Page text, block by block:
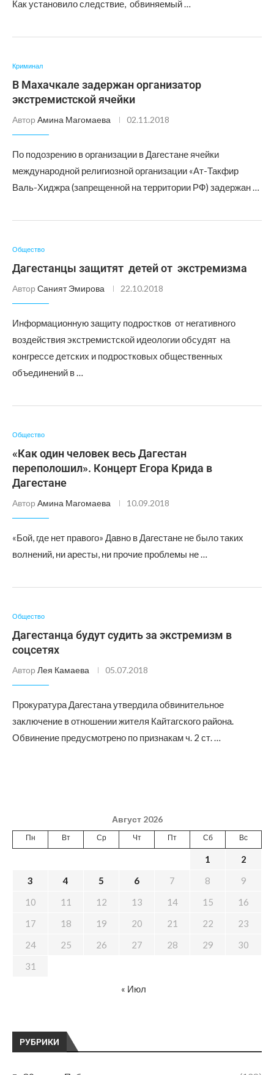
Как установило следствие, обвиняемый …
Криминал
В Махачкале задержан организатор
экстремистской ячейки
Автор Амина Магомаева 02.11.2018
По подозрению в организации в Дагестане ячейки
международной религиозной организации «Ат-Такфир
Валь-Хиджра (запрещенной на территории РФ) задержан …
Общество
Дагестанцы защитят детей от экстремизма
Автор Саният Эмирова 22.10.2018
Информационную защиту подростков от негативного
воздействия экстремистской идеологии обсудят на
конгрессе детских и подростковых общественных
объединений в …
Общество
«Как один человек весь Дагестан
переполошил». Концерт Егора Крида в
Дагестане
Автор Амина Магомаева 10.09.2018
«Бой, где нет правого» Давно в Дагестане не было таких
волнений, ни аресты, ни прочие проблемы не …
Общество
Дагестанца будут судить за экстремизм в
соцсетях
Автор Лея Камаева 05.07.2018
Прокуратура Дагестана утвердила обвинительное
заключение в отношении жителя Кайтагского района.
Обвинение предусмотрено по признакам ч. 2 ст. …
РУБРИКИ
Август 2026
Пн Вт Ср Чт Пт Сб Вс
1
2
3
4 5 6 7 8
9
10
11 12 13 14 15
16
17
18 19 20 21 22
23
24
25 26 27 28 29
30
31
« Июл